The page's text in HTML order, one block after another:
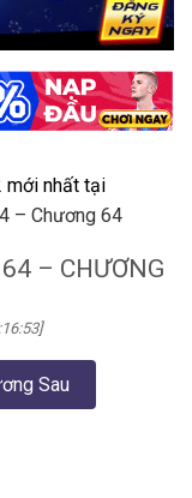
mới nhất tại
– Chương 64
– CHƯƠNG
Sau